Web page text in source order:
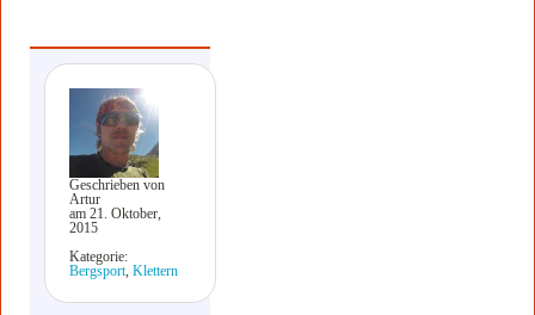
Geschrieben von
Artur
am 21. Oktober,
2015
Kategorie:
Bergsport,Klettern